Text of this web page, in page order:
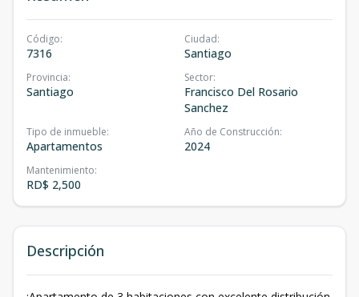
Código:
7316
Ciudad:
Santiago
Provincia:
Santiago
Sector:
Francisco Del Rosario
Sanchez
Tipo de inmueble:
Apartamentos
Año de Construcción:
2024
Mantenimiento:
RD$ 2,500
Descripción